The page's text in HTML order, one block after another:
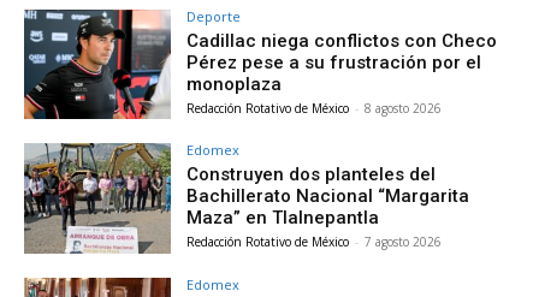
Deporte
Cadillac niega conflictos con Checo
Pérez pese a su frustración por el
monoplaza
Redacción Rotativo de México - 8 agosto 2026
Edomex
Construyen dos planteles del
Bachillerato Nacional “Margarita
Maza” en Tlalnepantla
Redacción Rotativo de México - 7 agosto 2026
Edomex